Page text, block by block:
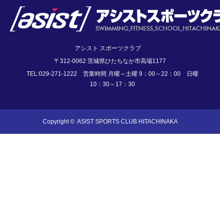
アシスト スポーツクラブ
〒312-0062 茨城県ひたちなか市高場1177
TEL:029-271-1222 営業時間 月曜～土曜 9：00～22：00 日曜
10：30～17：30
Copyright © ASIST SPORTS CLUB HITACHINAKA